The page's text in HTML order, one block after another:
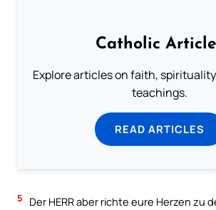
Catholic
Explore articles on faith,
teachings.
READ ARTICLES
5
Der HERR aber richte eure Herzen zu